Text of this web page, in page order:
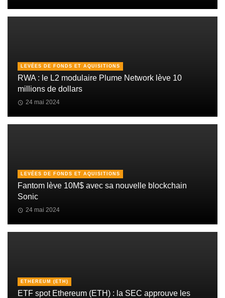
LEVÉES DE FONDS ET AQUISITIONS
RWA : le L2 modulaire Plume Network lève 10
millions de dollars
24 mai 2024
LEVÉES DE FONDS ET AQUISITIONS
Fantom lève 10M$ avec sa nouvelle blockchain
Sonic
24 mai 2024
ETHEREUM (ETH)
ETF spot Ethereum (ETH) : la SEC approuve les